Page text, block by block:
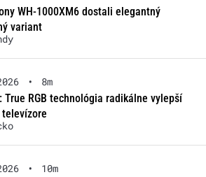
WH-1000XM6 dostali elegantný
variant
•
8m
True RGB technológia radikálne vylepší
televízore
•
10m